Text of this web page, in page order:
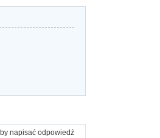
by napisać odpowiedź